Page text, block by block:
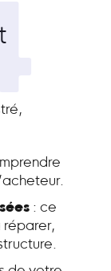
: ce
réparer,